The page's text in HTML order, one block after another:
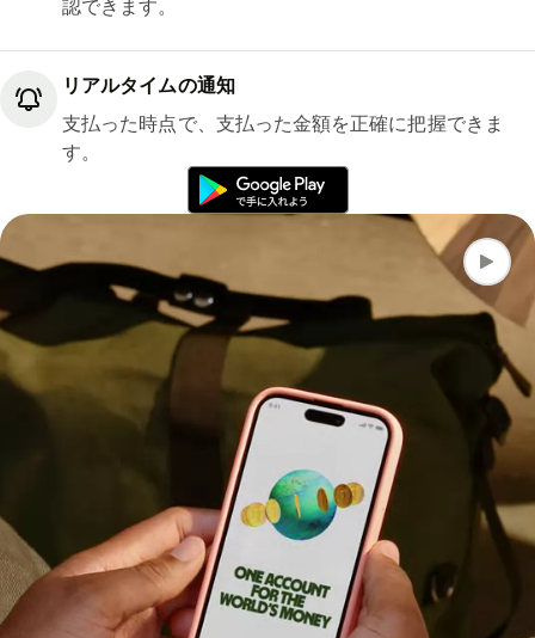
認できます。
リアルタイムの通知
支払った時点で、支払った金額を正確に把握できま
す。